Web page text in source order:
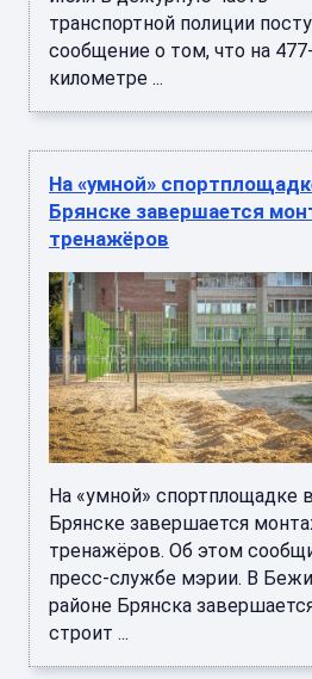
транспортной полиции
сообщение о том, что на
километре ...
На «умной»
Брянске завершается
тренажёров
На «умной» спортплощадке в
Брянске завершается
тренажёров. Об этом
пресс-службе мэрии. В
районе Брянска
строит ...